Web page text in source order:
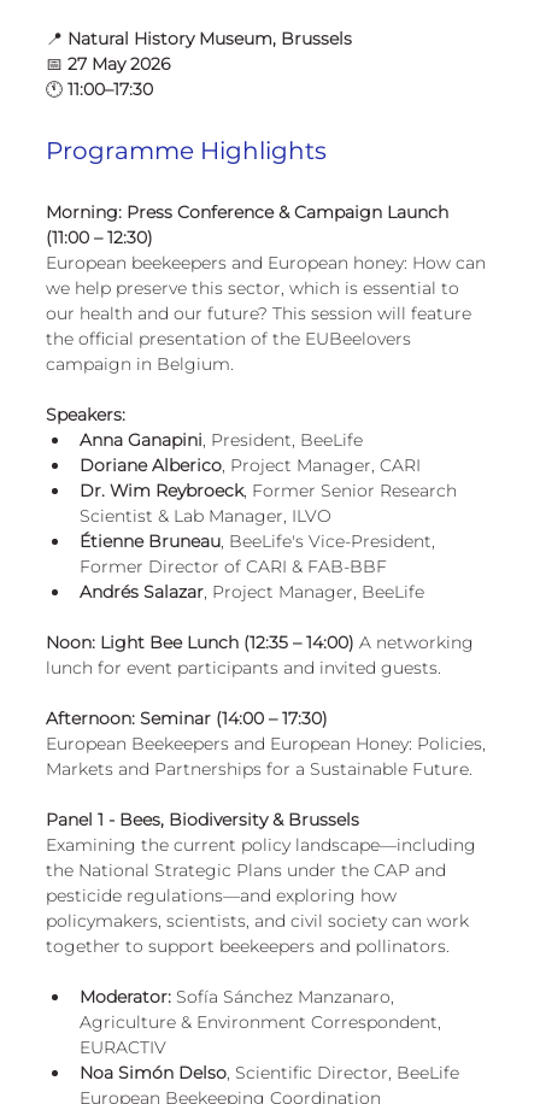
📍 Natural History Museum, Brussels
📅 27 May 2026
🕚 11:00–17:30
Programme Highlights
Morning: Press Conference & Campaign Launch
(11:00 – 12:30)
European beekeepers and European honey: How can
we help preserve this sector, which is essential to
our health and our future? This session will feature
the official presentation of the EUBeelovers
campaign in Belgium.
Speakers:
Anna Ganapini , President, BeeLife
Doriane Alberico , Project Manager, CARI
Dr. Wim Reybroeck, Former Senior Research
Scientist & Lab Manager, ILVO
Étienne Bruneau , BeeLife's Vice-President,
Former Director of CARI & FAB-BBF
Andrés Salazar , Project Manager, BeeLife
Noon: Light Bee Lunch (12:35 – 14:00) A networking
lunch for event participants and invited guests.
Afternoon: Seminar (14:00 – 17:30)
European Beekeepers and European Honey: Policies,
Markets and Partnerships for a Sustainable Future.
Panel 1 - Bees, Biodiversity & Brussels
Examining the current policy landscape—including
the National Strategic Plans under the CAP and
pesticide regulations—and exploring how
policymakers, scientists, and civil society can work
together to support beekeepers and pollinators.
Moderator: Sofía Sánchez Manzanaro,
Agriculture & Environment Correspondent,
EURACTIV
Noa Simón Delso , Scientific Director, BeeLife
European Beekeeping Coordination